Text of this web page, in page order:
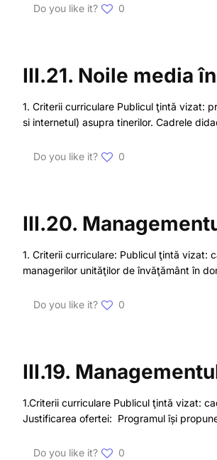
Do you like it? 0
III.21. Noile media
1. Criterii curriculare Publicul ţintă vizat:
si internetul) asupra tinerilor. Cadrele
Do you like it? 0
III.20.
1. Criterii curriculare: Publicul ţintă vizat:
managerilor unităţilor de învăţământ în
Do you like it? 0
III.19.
1.Criterii curriculare Publicul ţintă vizat:
Justificarea ofertei: Programul își
Do you like it? 0